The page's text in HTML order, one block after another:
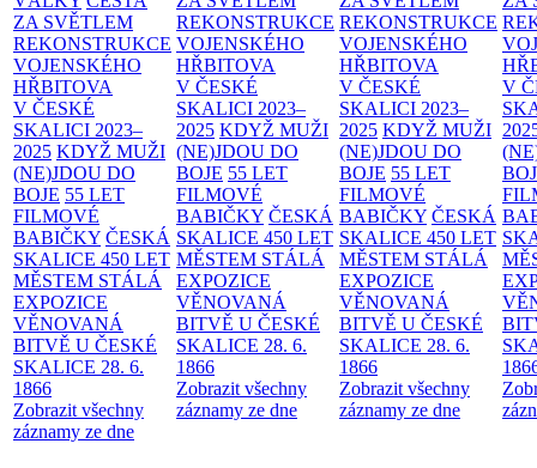
ZA SVĚTLEM
REKONSTRUKCE
VOJENSKÉHO
HŘBITOVA
V ČESKÉ
SKALICI 2023–
2025 KDYŽ MUŽI
(NE)JDOU DO
BOJE 55 LET
FILMOVÉ
BABIČKY ČESKÁ
SKALICE 450 LET
MĚSTEM STÁLÁ
EXPOZICE
VĚNOVANÁ
BITVĚ U ČESKÉ
SKALICE 28. 6.
1866
Zobrazit všechny
záznamy ze dne
REKONSTRUKCE
VOJENSKÉHO
HŘBITOVA
V ČESKÉ
SKALICI 2023–
2025 KDYŽ MUŽI
(NE)JDOU DO
BOJE 55 LET
FILMOVÉ
BABIČKY ČESKÁ
SKALICE 450 LET
MĚSTEM STÁLÁ
EXPOZICE
VĚNOVANÁ
BITVĚ U ČESKÉ
SKALICE 28. 6.
1866
Zobrazit všechny
záznamy ze dne
REKONSTRUKCE
VOJENSKÉHO
HŘBITOVA
V ČESKÉ
SKALICI 2023–
2025 KDYŽ MUŽI
(NE)JDOU DO
BOJE 55 LET
FILMOVÉ
BABIČKY ČESKÁ
SKALICE 450 LET
MĚSTEM STÁLÁ
EXPOZICE
VĚNOVANÁ
BITVĚ U ČESKÉ
SKALICE 28. 6.
1866
Zobrazit všechny
záznamy ze dne
V